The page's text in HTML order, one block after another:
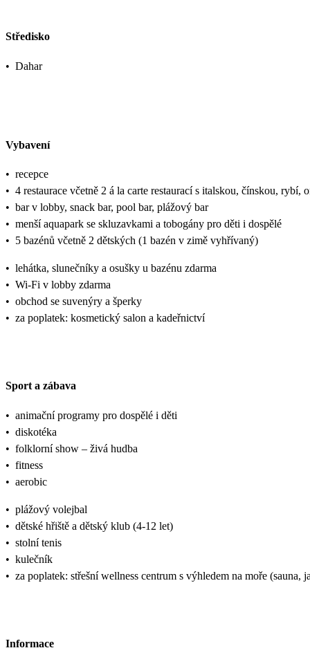
Středisko
• Dahar
Vybavení
• recepce
• 4 restaurace včetně 2 á la carte restaurací s italskou, čínskou, rybí,
• bar v lobby, snack bar, pool bar, plážový bar
• menší aquapark se skluzavkami a tobogány pro děti i dospělé
• 5 bazénů včetně 2 dětských (1 bazén v zimě vyhřívaný)
• lehátka, slunečníky a osušky u bazénu zdarma
• Wi-Fi v lobby zdarma
• obchod se suvenýry a šperky
• za poplatek: kosmetický salon a kadeřnictví
Sport a zábava
• animační programy pro dospělé i děti
• diskotéka
• folklorní show – živá hudba
• fitness
• aerobic
• plážový volejbal
• dětské hřiště a dětský klub (4-12 let)
• stolní tenis
• kulečník
• za poplatek: střešní wellness centrum s výhledem na moře
Informace